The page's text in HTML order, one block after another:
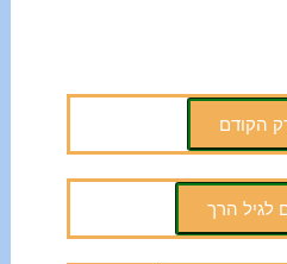
הקודם
לגיל הרך